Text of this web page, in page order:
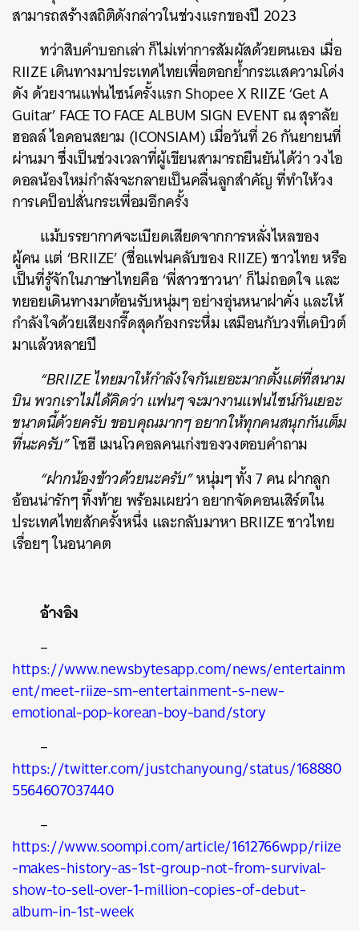
สามารถสร้างสถิติดังกล่าวในช่วงแรกของปี 2023
ทว่าสิบคำบอกเล่า ก็ไม่เท่าการสัมผัสด้วยตนเอง เมื่อ
RIIZE เดินทางมาประเทศไทยเพื่อตอกย้ำกระแสความโด่ง
ดัง ด้วยงานแฟนไซน์ครั้งแรกShopee X RIIZE‘Get A
Guitar’ FACE TO FACE ALBUM SIGN EVENT ณ สุราลัย
ฮอลล์ ไอคอนสยาม (ICONSIAM) เมื่อวันที่ 26 กันยายนที่
ผ่านมา ซึ่งเป็นช่วงเวลาที่ผู้เขียนสามารถยืนยันได้ว่า วงไอ
ดอลน้องใหม่กำลังจะกลายเป็นคลื่นลูกสำคัญ ที่ทำให้วง
การเคป็อปสั่นกระเพื่อมอีกครั้ง
แม้บรรยากาศจะเบียดเสียดจากการหลั่งไหลของ
ผู้คน แต่ ‘BRIIZE’ (ชื่อแฟนคลับของ RIIZE) ชาวไทย หรือ
เป็นที่รู้จักในภาษาไทยคือ ‘พี่สาวชาวนา’ ก็ไม่ถอดใจ และ
ทยอยเดินทางมาต้อนรับหนุ่มๆ อย่างอุ่นหนาฝาคั่งและให้
กำลังใจด้วยเสียงกรี๊ดสุดก้องกระหึ่ม เสมือนกับวงที่เดบิวต์
มาแล้วหลายปี
“BRIIZE ไทยมาให้กำลังใจกันเยอะมากตั้งแต่ที่สนาม
บิน พวกเราไม่ได้คิดว่า แฟนๆ จะมางานแฟนไซน์กันเยอะ
ขนาดนี้ด้วยครับ ขอบคุณมากๆ อยากให้ทุกคนสนุกกันเต็ม
ที่นะครับ”โซฮี เมนโวคอลคนเก่งของวงตอบคำถาม
“ฝากน้องข้าวด้วยนะครับ”หนุ่มๆ ทั้ง 7 คน ฝากลูก
อ้อนน่ารักๆ ทิ้งท้าย พร้อมเผยว่า อยากจัดคอนเสิร์ตใน
ประเทศไทยสักครั้งหนึ่ง และกลับมาหา BRIIZE ชาวไทย
เรื่อยๆ ในอนาคต
อ้างอิง
–
https://www.newsbytesapp.com/news/entertainm
ent/meet-riize-sm-entertainment-s-new-
emotional-pop-korean-boy-band/story
–
https://twitter.com/justchanyoung/status/168880
5564607037440
–
https://www.soompi.com/article/1612766wpp/riize
-makes-history-as-1st-group-not-from-survival-
show-to-sell-over-1-million-copies-of-debut-
album-in-1st-week
ค้นหา